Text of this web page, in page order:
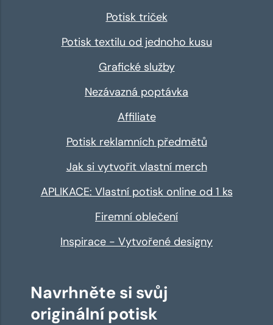
Potisk triček
Potisk textilu od jednoho kusu
Grafické služby
Nezávazná poptávka
Affiliate
Potisk reklamních předmětů
Jak si vytvořit vlastní merch
APLIKACE: Vlastní potisk online od 1 ks
Firemní oblečení
Inspirace - Vytvořené designy
Navrhněte si svůj
originální potisk